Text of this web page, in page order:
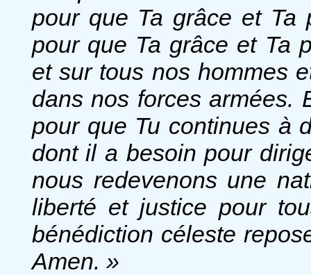
pour que Ta grâce et Ta
pour que Ta grâce et Ta
et sur tous nos hommes
dans nos forces armées.
pour que Tu continues à
dont il a besoin pour
nous redevenons une
liberté et justice pour
bénédiction céleste
Amen. »